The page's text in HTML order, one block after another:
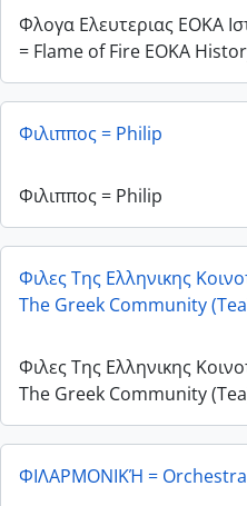
Φλογα Ελευτεριας ΕΟΚΑ
= Flame of Fire EOKA
Φιλιππος = Philip
Φιλιππος = Philip
Φιλες Της Ελληνικης
The Greek Community
Φιλες Της Ελληνικης
The Greek Community
ΦΙΛΑΡΜΟΝΙΚΉ = Orchestra